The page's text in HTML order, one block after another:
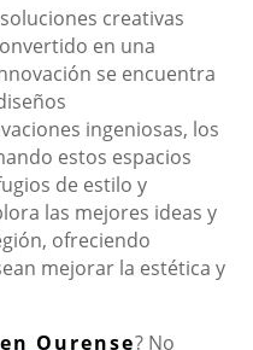
creativas
en una
se encuentra
ingeniosas, los
estos espacios
de estilo y
las mejores ideas y
ofreciendo
mejorar la estética y
Ourense? No